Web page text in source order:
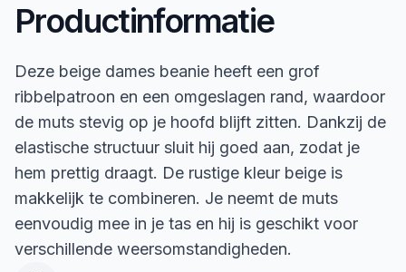
Productinformatie
Deze beige dames beanie heeft een grof
ribbelpatroon en een omgeslagen rand, waardoor
de muts stevig op je hoofd blijft zitten. Dankzij de
elastische structuur sluit hij goed aan, zodat je
hem prettig draagt. De rustige kleur beige is
makkelijk te combineren. Je neemt de muts
eenvoudig mee in je tas en hij is geschikt voor
verschillende weersomstandigheden.